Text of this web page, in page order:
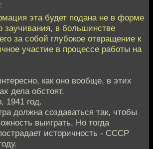
эта будет подана не в форме
заучивания, в большинстве
за собой глубокое отвращение к
участие в процессе работы на
как оно вообще, в этих
дела обстоят.
1941 год.
должна создаваться так, чтобы
выиграть. Но тогда
историчность - СССР